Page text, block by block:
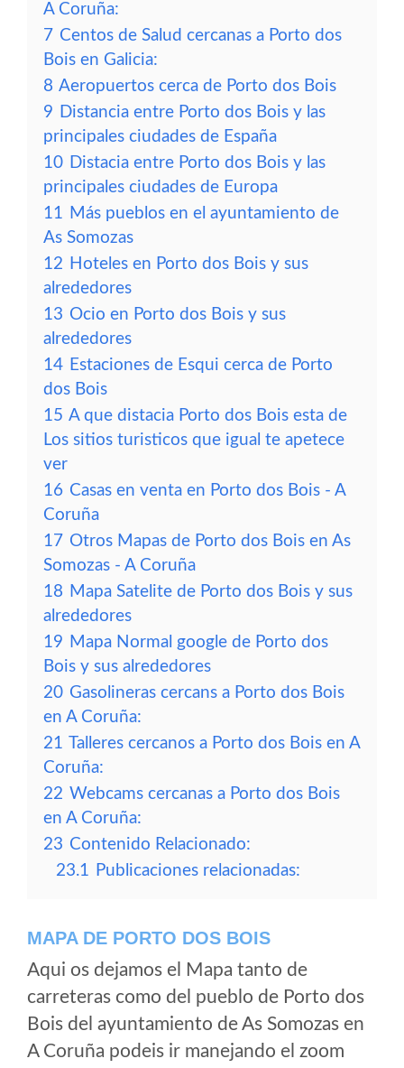
A Coruña:
7 Centos de Salud cercanas a Porto dos
Bois en Galicia:
8 Aeropuertos cerca de Porto dos Bois
9 Distancia entre Porto dos Bois y las
principales ciudades de España
10 Distacia entre Porto dos Bois y las
principales ciudades de Europa
11 Más pueblos en el ayuntamiento de
As Somozas
12 Hoteles en Porto dos Bois y sus
alrededores
13 Ocio en Porto dos Bois y sus
alrededores
14 Estaciones de Esqui cerca de Porto
dos Bois
15 A que distacia Porto dos Bois esta de
Los sitios turisticos que igual te apetece
ver
16 Casas en venta en Porto dos Bois - A
Coruña
17 Otros Mapas de Porto dos Bois en As
Somozas - A Coruña
18 Mapa Satelite de Porto dos Bois y sus
alrededores
19 Mapa Normal google de Porto dos
Bois y sus alrededores
20 Gasolineras cercans a Porto dos Bois
en A Coruña:
21 Talleres cercanos a Porto dos Bois en A
Coruña:
22 Webcams cercanas a Porto dos Bois
en A Coruña:
23 Contenido Relacionado:
23.1 Publicaciones relacionadas:
MAPA DE PORTO DOS BOIS
Aqui os dejamos el Mapa tanto de
carreteras como del pueblo de Porto dos
Bois del ayuntamiento de As Somozas en
A Coruña podeis ir manejando el zoom